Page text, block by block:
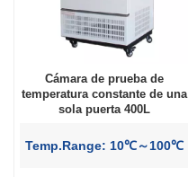
Cámara de prueba de
temperatura constante de una
sola puerta 400L
Temp.Range: 10℃～100℃